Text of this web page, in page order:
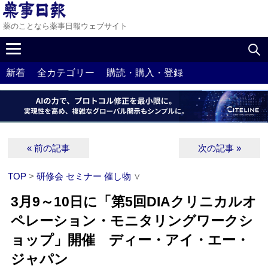
薬のことなら薬事日報ウェブサイト
新着 全カテゴリー 購読・購入・登録
« 前の記事 次の記事 »
TOP >研修会 セミナー 催し物 ∨
3月9～10日に「第5回DIAクリニカルオ
ペレーション・モニタリングワークシ
ョップ」開催 ディー・アイ・エー・
ジャパン